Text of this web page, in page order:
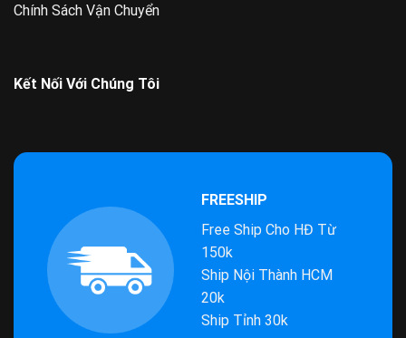
Chính Sách Vận Chuyển
Kết Nối Với Chúng Tôi
FREESHIP
Free Ship Cho HĐ Từ
150k
Ship Nội Thành HCM
20k
Ship Tỉnh 30k